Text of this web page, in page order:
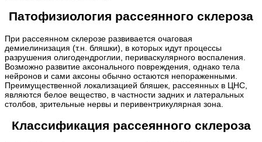
Патофизиология рассеянного склероза
При рассеянном склерозе развивается очаговая
демиелинизация (т.н. бляшки), в которых идут процессы
разрушения олигодендроглии, периваскулярного воспаления.
Возможно развитие аксонального повреждения, однако тела
нейронов и сами аксоны обычно остаются непораженными.
Преимущественной локализацией бляшек, рассеянных в ЦНС,
являются белое вещество, в частности задних и латеральных
столбов, зрительные нервы и перивентрикулярная зона.
Классификация рассеянного склероза